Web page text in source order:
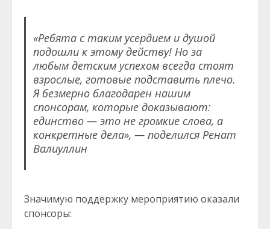
«Ребята с таким усердием и душой
подошли к этому действу! Но за
любым детским успехом всегда стоят
взрослые, готовые подставить плечо.
Я безмерно благодарен нашим
спонсорам, которые доказывают:
единство — это не громкие слова, а
конкретные дела», — поделился Ренат
Валиуллин
Значимую поддержку мероприятию оказали
спонсоры: